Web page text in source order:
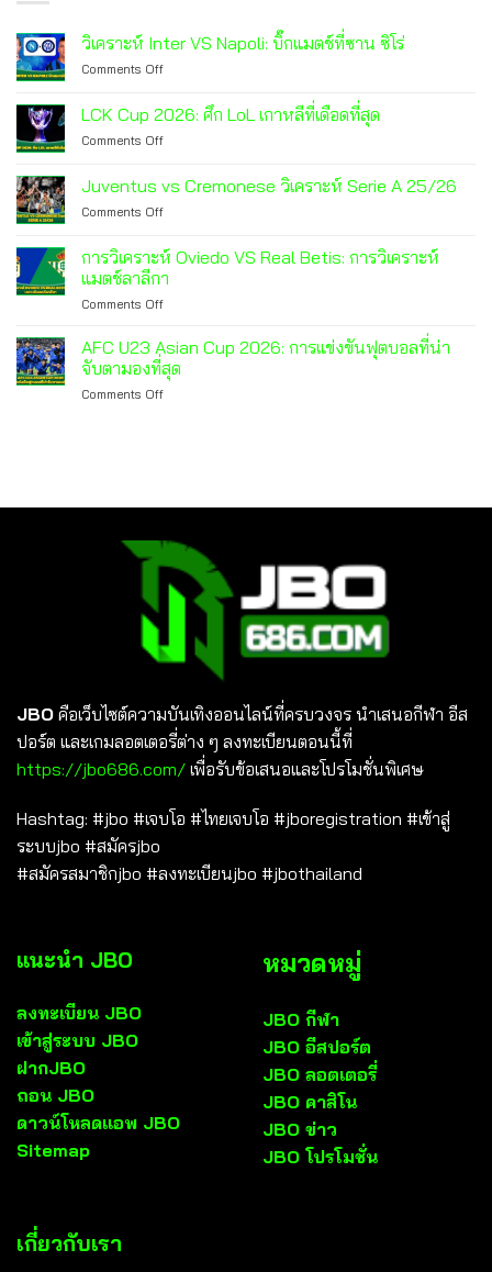
วิเคราะห์ Inter VS Napoli: บิ๊กแมตช์ที่ซาน ซิโร่
Comments Offon
Inter
VS
Napoli:
ที่
LCK Cup 2026: ศึก LoL เกาหลีที่เดือดที่สุด
Comments Offon
2026:
ศึก
เกาหลี
เดือด
ที่สุด
Juventus vs Cremonese วิเคราะห์ Serie A 25/26
Comments Offon
vs
Cremonese
วิเคราะห์
Serie
25/26
การวิเคราะห์ Oviedo VS Real Betis: การวิเคราะห์
แมตช์ลาลีกา
Comments Offon
วิเคราะห์
VS
Real
ลา
AFC U23 Asian Cup 2026: การแข่งขันฟุตบอลที่น่า
จับตามองที่สุด
Comments Offon
การ
ฟุตบอล
น่า
จับตา
JBO คือเว็บไซต์ความบันเทิงออนไลน์ที่ครบวงจร นำเสนอกีฬา อีส
ปอร์ต และเกมลอตเตอรี่ต่าง ๆ ลงทะเบียนตอนนี้ที่
https://jbo686.com/ เพื่อรับข้อเสนอและโปรโมชั่นพิเศษ
Hashtag: #jbo #เจบโอ #ไทยเจบโอ #jboregistration #เข้าสู่
ระบบjbo #สมัครjbo
#สมัครสมาชิกjbo #ลงทะเบียนjbo #jbothailand
แนะนำ JBO
ลงทะเบียน JBO
เข้าสู่ระบบ JBO
ฝากJBO
ถอน JBO
ดาวน์โหลดแอพ JBO
Sitemap
หมวดหมู่
JBO กีฬา
JBO อีสปอร์ต
JBO ลอตเตอรี่
JBO คาสิโน
JBO ข่าว
JBO โปรโมชั่น
เกี่ยวกับเรา